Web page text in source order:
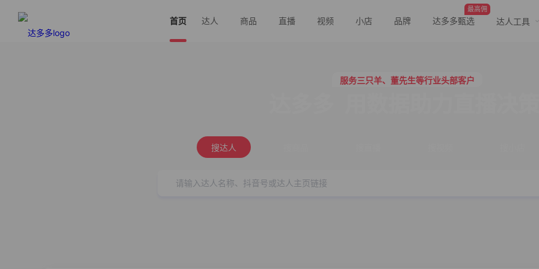
首页 达人 商品 直播 视频 小店 品牌
最高佣
达多多甄选 达人工具
服务三只羊、董先生等行业头部客户
搜达人